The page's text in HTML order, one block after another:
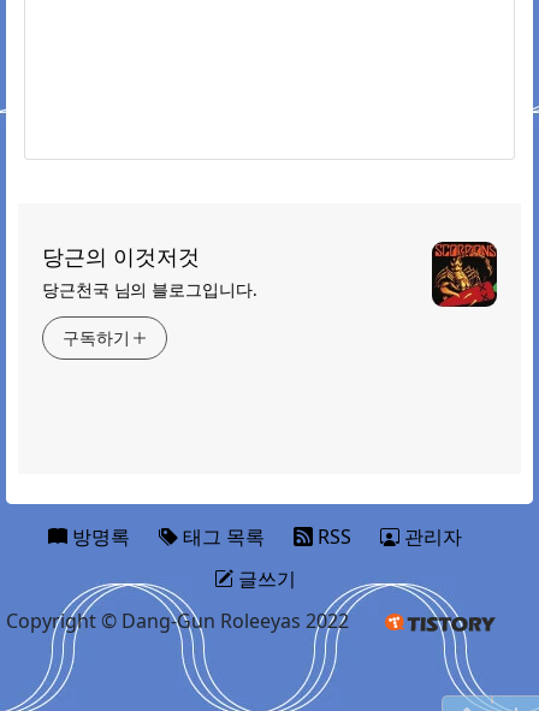
당근의 이것저것
당근천국 님의 블로그입니다.
구독하기
방명록 태그 목록 RSS
관리자
글쓰기
Copyright © Dang-Gun Roleeyas 2022